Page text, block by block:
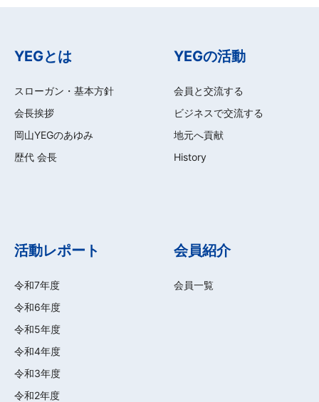
YEGとは
スローガン・基本方針
会長挨拶
岡山YEGのあゆみ
歴代 会長
YEGの活動
会員と交流する
ビジネスで交流する
地元へ貢献
History
活動レポート
令和7年度
令和6年度
令和5年度
令和4年度
令和3年度
令和2年度
会員紹介
会員一覧